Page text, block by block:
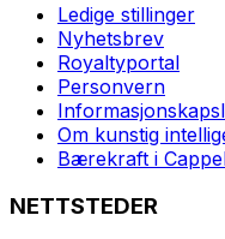
Ledige stillinger
Nyhetsbrev
Royaltyportal
Personvern
Om kunstig
Bærekraft i
NETTSTEDER